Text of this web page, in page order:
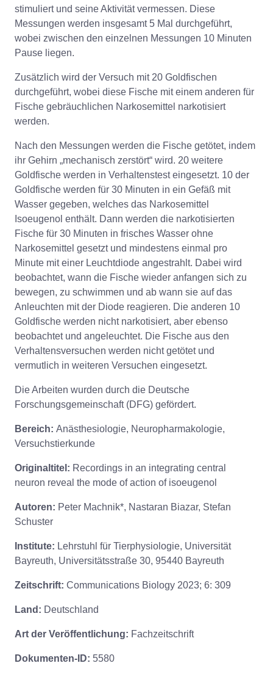
stimuliert und seine Aktivität vermessen. Diese
Messungen werden insgesamt 5 Mal durchgeführt,
wobei zwischen den einzelnen Messungen 10 Minuten
Pause liegen.
Zusätzlich wird der Versuch mit 20 Goldfischen
durchgeführt, wobei diese Fische mit einem anderen für
Fische gebräuchlichen Narkosemittel narkotisiert
werden.
Nach den Messungen werden die Fische getötet, indem
ihr Gehirn „mechanisch zerstört“ wird. 20 weitere
Goldfische werden in Verhaltenstest eingesetzt. 10 der
Goldfische werden für 30 Minuten in ein Gefäß mit
Wasser gegeben, welches das Narkosemittel
Isoeugenol enthält. Dann werden die narkotisierten
Fische für 30 Minuten in frisches Wasser ohne
Narkosemittel gesetzt und mindestens einmal pro
Minute mit einer Leuchtdiode angestrahlt. Dabei wird
beobachtet, wann die Fische wieder anfangen sich zu
bewegen, zu schwimmen und ab wann sie auf das
Anleuchten mit der Diode reagieren. Die anderen 10
Goldfische werden nicht narkotisiert, aber ebenso
beobachtet und angeleuchtet. Die Fische aus den
Verhaltensversuchen werden nicht getötet und
vermutlich in weiteren Versuchen eingesetzt.
Die Arbeiten wurden durch die Deutsche
Forschungsgemeinschaft (DFG) gefördert.
Bereich: Anästhesiologie, Neuropharmakologie,
Versuchstierkunde
Originaltitel: Recordings in an integrating central
neuron reveal the mode of action of isoeugenol
Autoren: Peter Machnik*, Nastaran Biazar, Stefan
Schuster
Institute: Lehrstuhl für Tierphysiologie, Universität
Bayreuth, Universitätsstraße 30, 95440 Bayreuth
Zeitschrift: Communications Biology 2023; 6: 309
Land: Deutschland
Art der Veröffentlichung: Fachzeitschrift
Dokumenten-ID: 5580